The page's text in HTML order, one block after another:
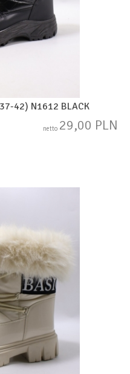
42) N1612 BLACK
netto 29,00 PLN